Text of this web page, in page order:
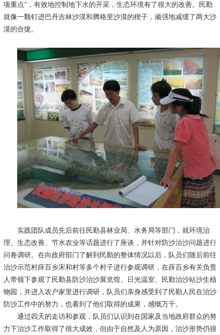
项重点”，有效地控制地下水的开采，生态环境有了很大的改善。民勤
就像一颗钉进巴丹吉林沙漠和腾格里沙漠的楔子，顽强地减缓了两大沙
漠的合拢。
实践团队成员先后前往民勤县林业局、水务局等部门，就环境治
理、生态改善、节水农业等话题进行了座谈，并针对防沙治沙问题进行
问卷调研。在向政府部门了解到民勤的整体情况以后，队员们随后前往
治沙示范村薛百乡宋和村等多个村子进行参观调研，在薛百乡有关负责
人带领下参观了民勤县防沙治沙展览馆、日光温室、民勤治沙站沙生植
物园，并进入农户家里进行调研，队员们亲身感受到了民勤人民在治沙
防沙工作中的努力，也看到了他们取得的成果，感慨万千。
通过四天的走访和参观，队员们认识到在国家及当地政府群众的努
力下治沙工作取得了很大成效，但由于自然及人为原因，治沙形势仍很